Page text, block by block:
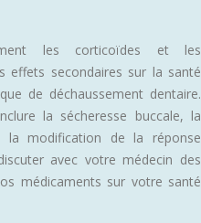
les corticoïdes et les
effets secondaires sur la santé
de déchaussement dentaire.
la sécheresse buccale, la
modification de la réponse
avec votre médecin des
médicaments sur votre santé